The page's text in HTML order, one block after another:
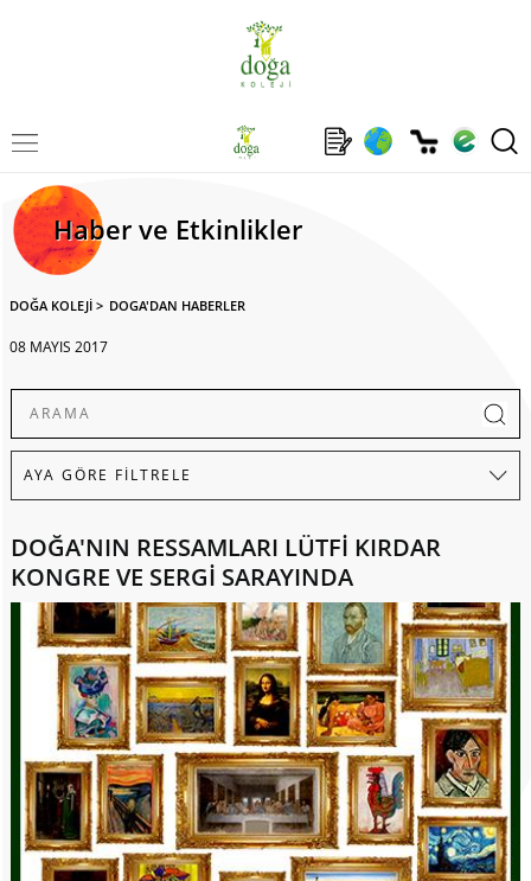
Haber ve Etkinlikler
DOĞA KOLEJİ > DOGA'DAN HABERLER
08 MAYIS 2017
DOĞA'NIN RESSAMLARI LÜTFİ KIRDAR
KONGRE VE SERGİ SARAYINDA